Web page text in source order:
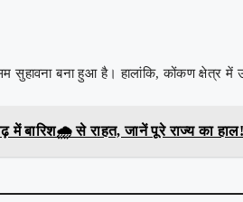
सुहावना बना हुआ है। हालांकि, कोंकण क्षेत्र में
में बारिश🌧️ से राहत, जानें पूरे राज्य का हाल!